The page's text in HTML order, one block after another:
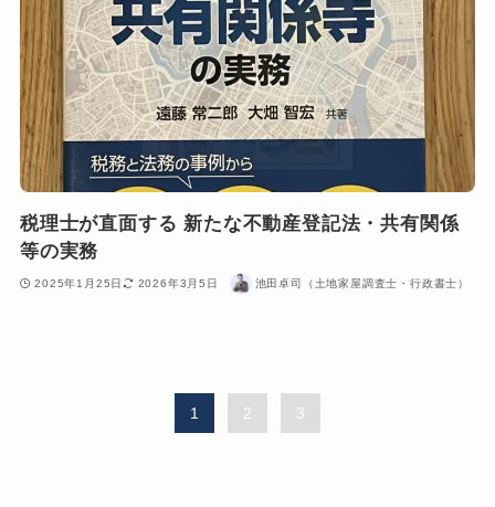
税理士が直面する 新たな不動産登記法・共有関係
等の実務
2025年1月25日 2026年3月5日 池田卓司（土地家屋調査士・行政書士）
1 2 3